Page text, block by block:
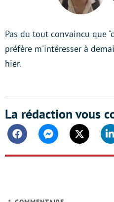
Pas du tout convaincu que
préfère m'intéresser à
hier.
La rédaction vous
FacebookMessengerTwitter